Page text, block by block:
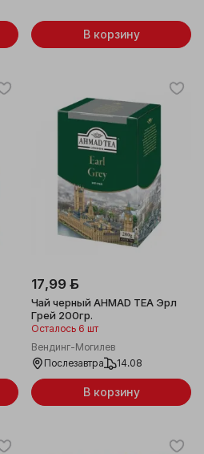
В корзину
17,99 ƃ
Чай черный AHMAD TEA Эрл
Грей 200гр.
Осталось 6 шт
Вендинг-Могилев
Послезавтра
14.08
В корзину